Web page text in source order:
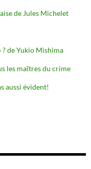
de Jules Michelet
? de Yukio Mishima
les maîtres du crime
aussi évident!